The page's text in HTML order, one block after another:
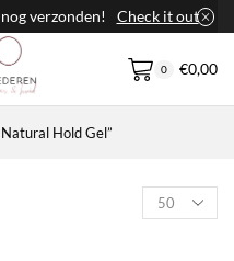
verzonden! Check it out
0 €0,00
Hold Gel”
Products
per